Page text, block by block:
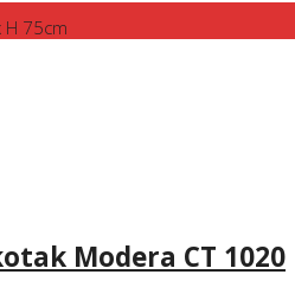
H 75cm
Modera CT 1020